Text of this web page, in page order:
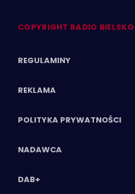
COPYRIGHT RADIO BIELSKO
REGULAMINY
REKLAMA
POLITYKA PRYWATNOŚCI
NADAWCA
DAB+